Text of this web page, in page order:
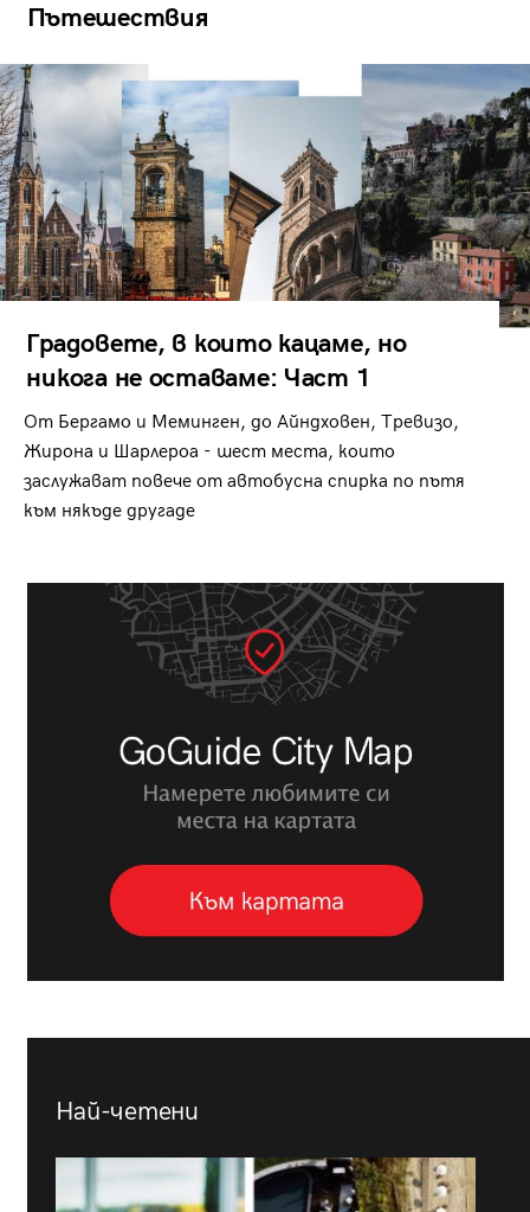
Пътешествия
Градовете, в които кацаме, но
никога не оставаме: Част 1
От Бергамо и Меминген, до Айндховен, Тревизо,
Жирона и Шарлероа - шест места, които
заслужават повече от автобусна спирка по пътя
към някъде другаде
Най-четени